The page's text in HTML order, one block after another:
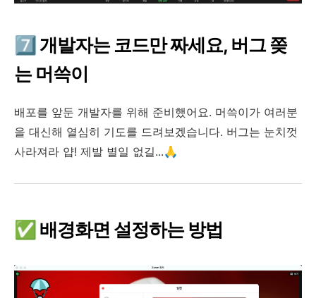
7️⃣ 개발자는 코드만 짜세요, 버그 쫒
는 머쓱이
배포를 앞둔 개발자를 위해 준비했어요. 머쓱이가 여러분
을 대신해 열심히 기도를 드려보겠습니다. 버그는 눈치껏
사라져라 얍! 제발 별일 없길...🙏
✅ 배경화면 설정하는 방법